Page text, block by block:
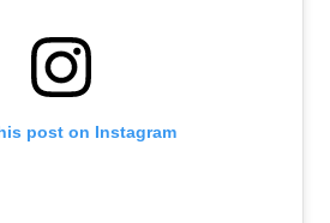
post on Instagram